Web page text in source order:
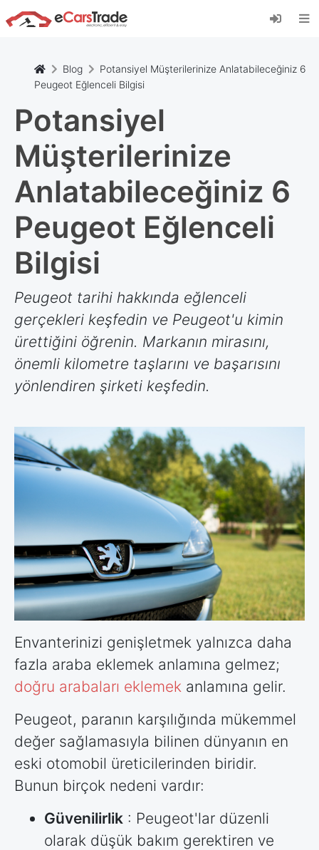
eCarsTrade web uygulamasını yükleyin, Ana
Ekranınıza ekleyin ve anında güncellemeler alın.
Blog
Potansiyel Müşterilerinize Anlatabileceğiniz 6
Peugeot Eğlenceli Bilgisi
Potansiyel
Müşterilerinize
Anlatabileceğiniz 6
Peugeot Eğlenceli
Bilgisi
Peugeot tarihi hakkında eğlenceli
gerçekleri keşfedin ve Peugeot'u kimin
ürettiğini öğrenin. Markanın mirasını,
önemli kilometre taşlarını ve başarısını
yönlendiren şirketi keşfedin.
Envanterinizi genişletmek yalnızca daha
fazla araba eklemek anlamına gelmez;
doğru arabaları eklemek anlamına gelir.
Peugeot, paranın karşılığında mükemmel
değer sağlamasıyla bilinen dünyanın en
eski otomobil üreticilerinden biridir.
Bunun birçok nedeni vardır:
Güvenilirlik : Peugeot'lar düzenli
olarak düşük bakım gerektiren ve